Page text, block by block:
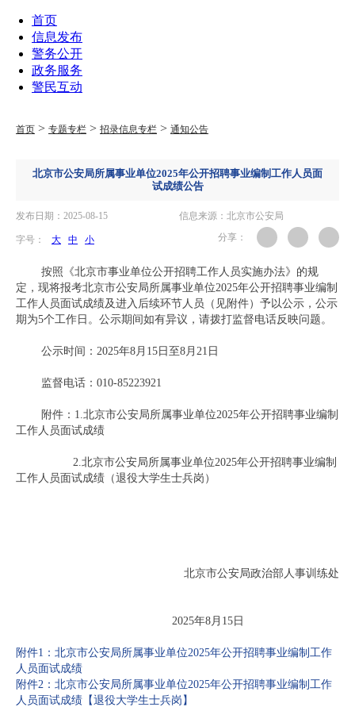
首页
信息发布
警务公开
政务服务
警民互动
首页 > 专题专栏 > 招录信息专栏 > 通知公告
北京市公安局所属事业单位2025年公开招聘事业编制工作人员面
试成绩公告
发布日期：2025-08-15 信息来源：北京市公安局
字号： 大 中 小 分享：
按照《北京市事业单位公开招聘工作人员实施办法》的规
定，现将报考北京市公安局所属事业单位2025年公开招聘事业编制
工作人员面试成绩及进入后续环节人员（见附件）予以公示，公示
期为5个工作日。公示期间如有异议，请拨打监督电话反映问题。
公示时间：2025年8月15日至8月21日
监督电话：010-85223921
附件：1.北京市公安局所属事业单位2025年公开招聘事业编制
工作人员面试成绩
2.北京市公安局所属事业单位2025年公开招聘事业编制
工作人员面试成绩（退役大学生士兵岗）
北京市公安局政治部人事训练处
2025年8月 15日
附件1：北京市公安局所属事业单位2025年公开招聘事业编制工作
人员面试成绩
附件2：北京市公安局所属事业单位2025年公开招聘事业编制工作
人员面试成绩【退役大学生士兵岗】